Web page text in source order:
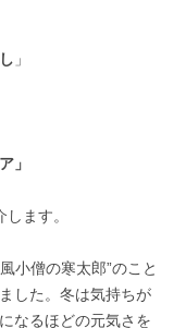
」
」
ます。
小僧の寒太郎”のこと
した。冬は気持ちが
なるほどの元気さを